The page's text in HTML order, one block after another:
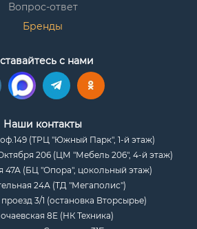
Вопрос-ответ
Бренды
с нами
Наши контакты
(ТРЦ "Южный Парк", 1-й этаж)
206 (ЦМ "Мебель 206", 4-й этаж)
47А (БЦ "Опора", цокольный этаж)
24А (ТД "Мегаполис")
3/1 (остановка Вторсырье)
8Е (НК Техника)